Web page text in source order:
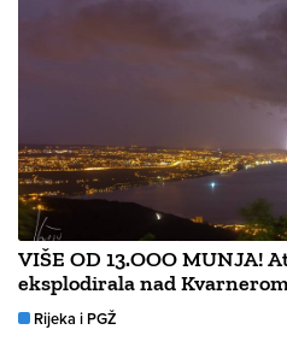
VIŠE OD 13.OOO MUNJA!
eksplodirala nad
Rijeka i PGŽ